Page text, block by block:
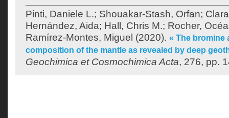
Pinti, Daniele L.; Shouakar-Stash, Orfan;
Hernández, Aida; Hall, Chris M.; Rocher,
Ramírez-Montes, Miguel (2020). « The bromine
composition of the mantle as revealed by deep
Geochimica et Cosmochimica Acta, 276, pp.